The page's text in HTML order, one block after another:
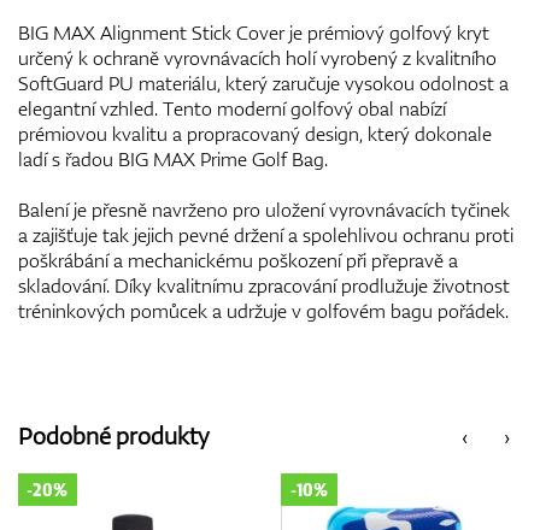
BIG MAX Alignment Stick Cover je prémiový golfový kryt
určený k ochraně vyrovnávacích holí vyrobený z kvalitního
SoftGuard PU materiálu, který zaručuje vysokou odolnost a
elegantní vzhled. Tento moderní golfový obal nabízí
prémiovou kvalitu a propracovaný design, který dokonale
ladí s řadou BIG MAX Prime Golf Bag.
Balení je přesně navrženo pro uložení vyrovnávacích tyčinek
a zajišťuje tak jejich pevné držení a spolehlivou ochranu proti
poškrábání a mechanickému poškození při přepravě a
skladování. Díky kvalitnímu zpracování prodlužuje životnost
tréninkových pomůcek a udržuje v golfovém bagu pořádek.
‹
Podobné produkty ›
-20% -10%